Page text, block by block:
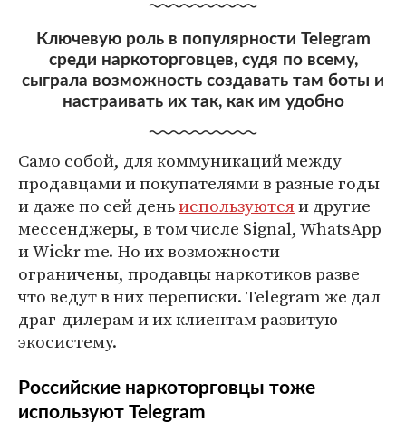
Ключевую роль в популярности Telegram
среди наркоторговцев, судя по всему,
сыграла возможность создавать там боты и
настраивать их так, как им удобно
Само собой, для коммуникаций между
продавцами и покупателями в разные годы
и даже по сей деньиспользуютсяи другие
мессенджеры, в том числе Signal, WhatsApp
и Wickr me. Но их возможности
ограничены, продавцы наркотиков разве
что ведут в них переписки. Telegram же дал
драг-дилерам и их клиентам развитую
экосистему.
Российские наркоторговцы тоже
используют Telegram